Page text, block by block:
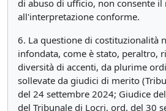
di abuso di ufficio, non consente il
all'interpretazione conforme.
6. La questione di costituzionalità
infondata, come è stato, peraltro,
diversità di accenti, da plurime
sollevate da giudici di merito
del 24 settembre 2024; Giudice
del Tribunale di Locri, ord. del 30